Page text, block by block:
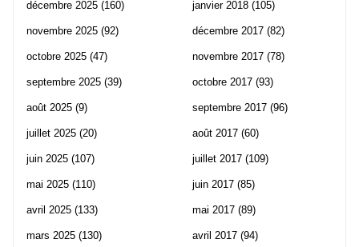
décembre 2025 (160)
novembre 2025 (92)
octobre 2025 (47)
septembre 2025 (39)
août 2025 (9)
juillet 2025 (20)
juin 2025 (107)
mai 2025 (110)
avril 2025 (133)
mars 2025 (130)
janvier 2018 (105)
décembre 2017 (82)
novembre 2017 (78)
octobre 2017 (93)
septembre 2017 (96)
août 2017 (60)
juillet 2017 (109)
juin 2017 (85)
mai 2017 (89)
avril 2017 (94)